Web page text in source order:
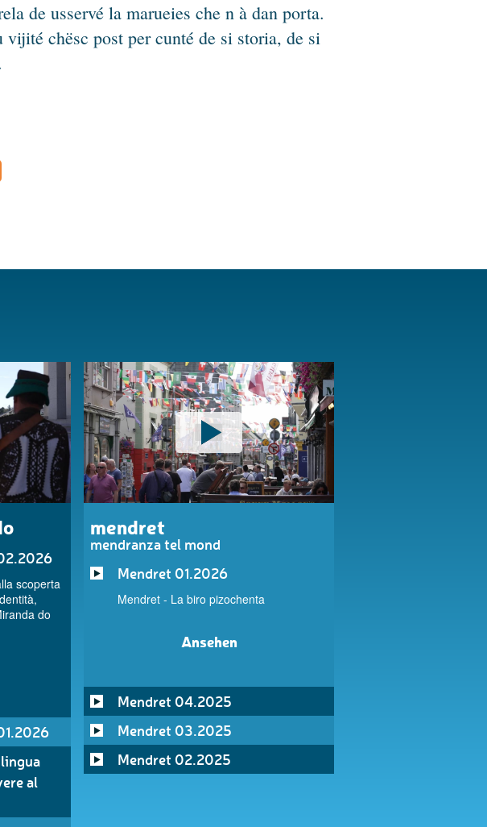
de usservé la marueies che n à dan porta.
chësc post per cunté de si storia, de si
scoperta
do
al
mendret
mendranza tel mond
Mendret 01.2026
Mendret - La biro pizochenta
Ansehen
Mendret 04.2025
Mendret 03.2025
Mendret 02.2025